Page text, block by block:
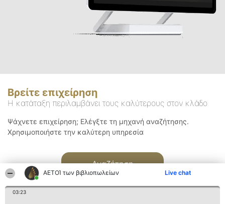
ΑΕΤΟΊ των βιβλιοπωλείων Live chat
03:23
Βρείτε επιχείρηση
Η κατάταξη περιλαμβάνει τους καλύτερους στον κλάδο
Ψάχνετε επιχείρηση; Ελέγξτε τη μηχανή αναζήτησης.
Χρησιμοποιήστε την καλύτερη υπηρεσία
Αναζήτηση